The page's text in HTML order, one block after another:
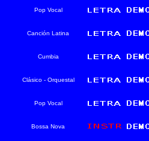
Pop Vocal
Canción Latina
Cumbia
Clásico - Orquestal
Pop Vocal
Bossa Nova